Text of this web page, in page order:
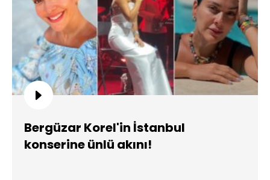
Bergüzar Korel'in İstanbul
konserine ünlü akını!